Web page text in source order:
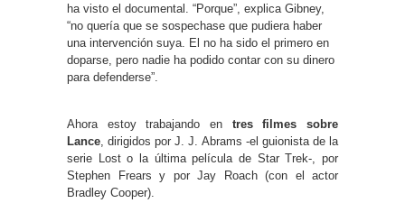
ha visto el documental. “Porque”, explica Gibney,
“no quería que se sospechase que pudiera haber
una intervención suya. El no ha sido el primero en
doparse, pero nadie ha podido contar con su dinero
para defenderse”.
Ahora estoy trabajando en tres filmes sobre
Lance , dirigidos por J. J. Abrams -el guionista de la
serie Lost o la última película de Star Trek-, por
Stephen Frears y por Jay Roach (con el actor
Bradley Cooper).